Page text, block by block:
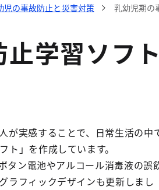
児の事故防止と災害対策 乳幼児期の
学習ソフト
が実感することで、日常生活の中
」を作成しています。
ン電池やアルコール消毒液の誤
ラフィックデザインも更新しまし